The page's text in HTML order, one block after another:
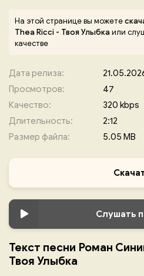
На этой странице вы можете
Thea Ricci - Твоя Улыбкаили
качестве
Дата релиза:
Просмотров:
47
Качество:
320 kbps
Длительность:
2:12
Размер файла:
5.05 MB
Слушать
Текст песни Роман
Твоя Улыбка